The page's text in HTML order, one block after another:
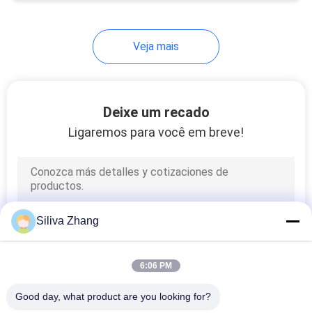
Máquina de teste da
Máquina de testes
UV
Veja mais
Deixe um recado
Ligaremos para você em breve!
Siliva Zhang
6:06 PM
Good day, what product are you looking for?